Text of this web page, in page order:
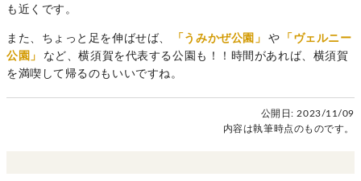
も近くです。
また、ちょっと足を伸ばせば、 「うみかぜ公園」 や
「ヴェルニー
公園」
など、横須賀を代表する公園も！！時間があれば、横須賀
を満喫して帰るのもいいですね。
公開日: 2023/11/09
内容は執筆時点のものです。